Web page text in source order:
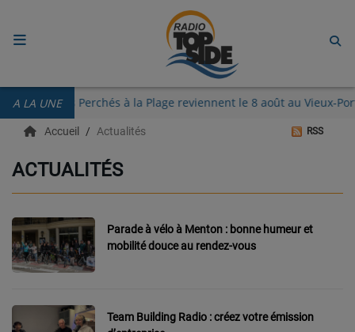
A LA UNE des Perchés à la Plage reviennent le 8 août au
RADIO
ECOUTER
RECHERCHE DE TITRES
TÉLÉCHARGER L'APPLICATION.
EMISSIONS
EQUIPES
Accueil Actualités RSS
ACTUALITÉS
Parade à vélo à Menton : bonne humeur et
mobilité douce au rendez-vous
Team Building Radio : créez votre émission